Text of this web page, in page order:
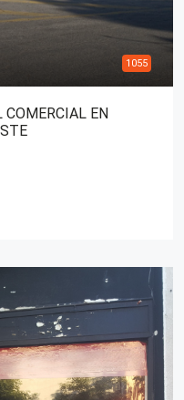
1055
COMERCIAL EN